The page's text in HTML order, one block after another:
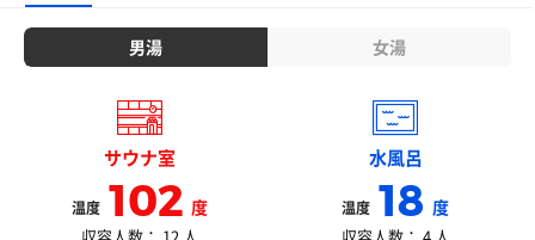
男湯 女湯
サウナ室
温度 102度
水風呂
温度 18度